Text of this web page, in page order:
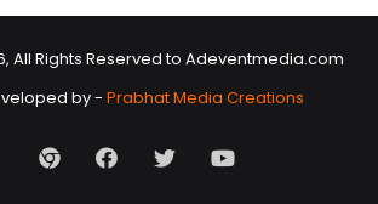
All Rights Reserved to Adeventmedia.com
by - Prabhat Media Creations
Instagram
AD
Facebook
X Youtube